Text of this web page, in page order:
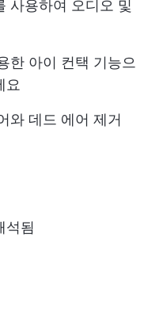
사용하여 오디오 및
한 아이 컨택 기능으
요
와 데드 에어 제거
석됨